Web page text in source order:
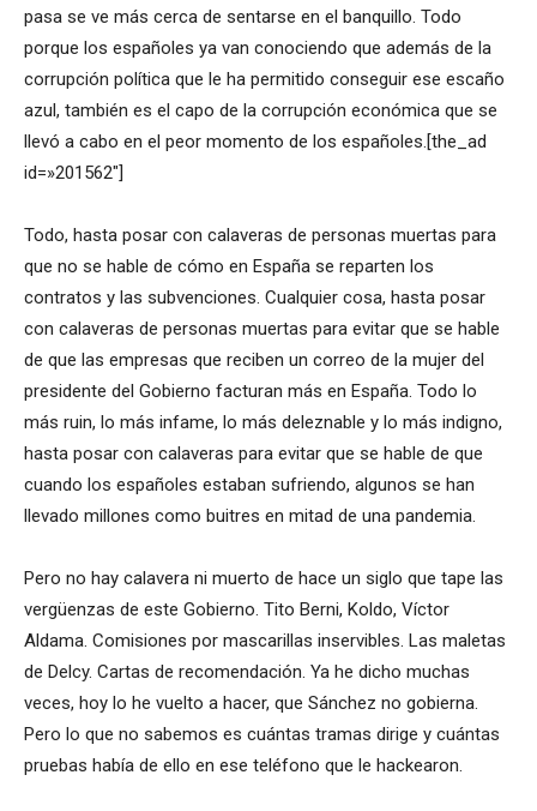
pasa se ve más cerca de sentarse en el banquillo. Todo
porque los españoles ya van conociendo que además de la
corrupción política que le ha permitido conseguir ese escaño
azul, también es el capo de la corrupción económica que se
llevó a cabo en el peor momento de los españoles.[the_ad
id=»201562″]
Todo, hasta posar con calaveras de personas muertas para
que no se hable de cómo en España se reparten los
contratos y las subvenciones. Cualquier cosa, hasta posar
con calaveras de personas muertas para evitar que se hable
de que las empresas que reciben un correo de la mujer del
presidente del Gobierno facturan más en España. Todo lo
más ruin, lo más infame, lo más deleznable y lo más indigno,
hasta posar con calaveras para evitar que se hable de que
cuando los españoles estaban sufriendo, algunos se han
llevado millones como buitres en mitad de una pandemia.
Pero no hay calavera ni muerto de hace un siglo que tape las
vergüenzas de este Gobierno. Tito Berni, Koldo, Víctor
Aldama. Comisiones por mascarillas inservibles. Las maletas
de Delcy. Cartas de recomendación. Ya he dicho muchas
veces, hoy lo he vuelto a hacer, que Sánchez no gobierna.
Pero lo que no sabemos es cuántas tramas dirige y cuántas
pruebas había de ello en ese teléfono que le hackearon.